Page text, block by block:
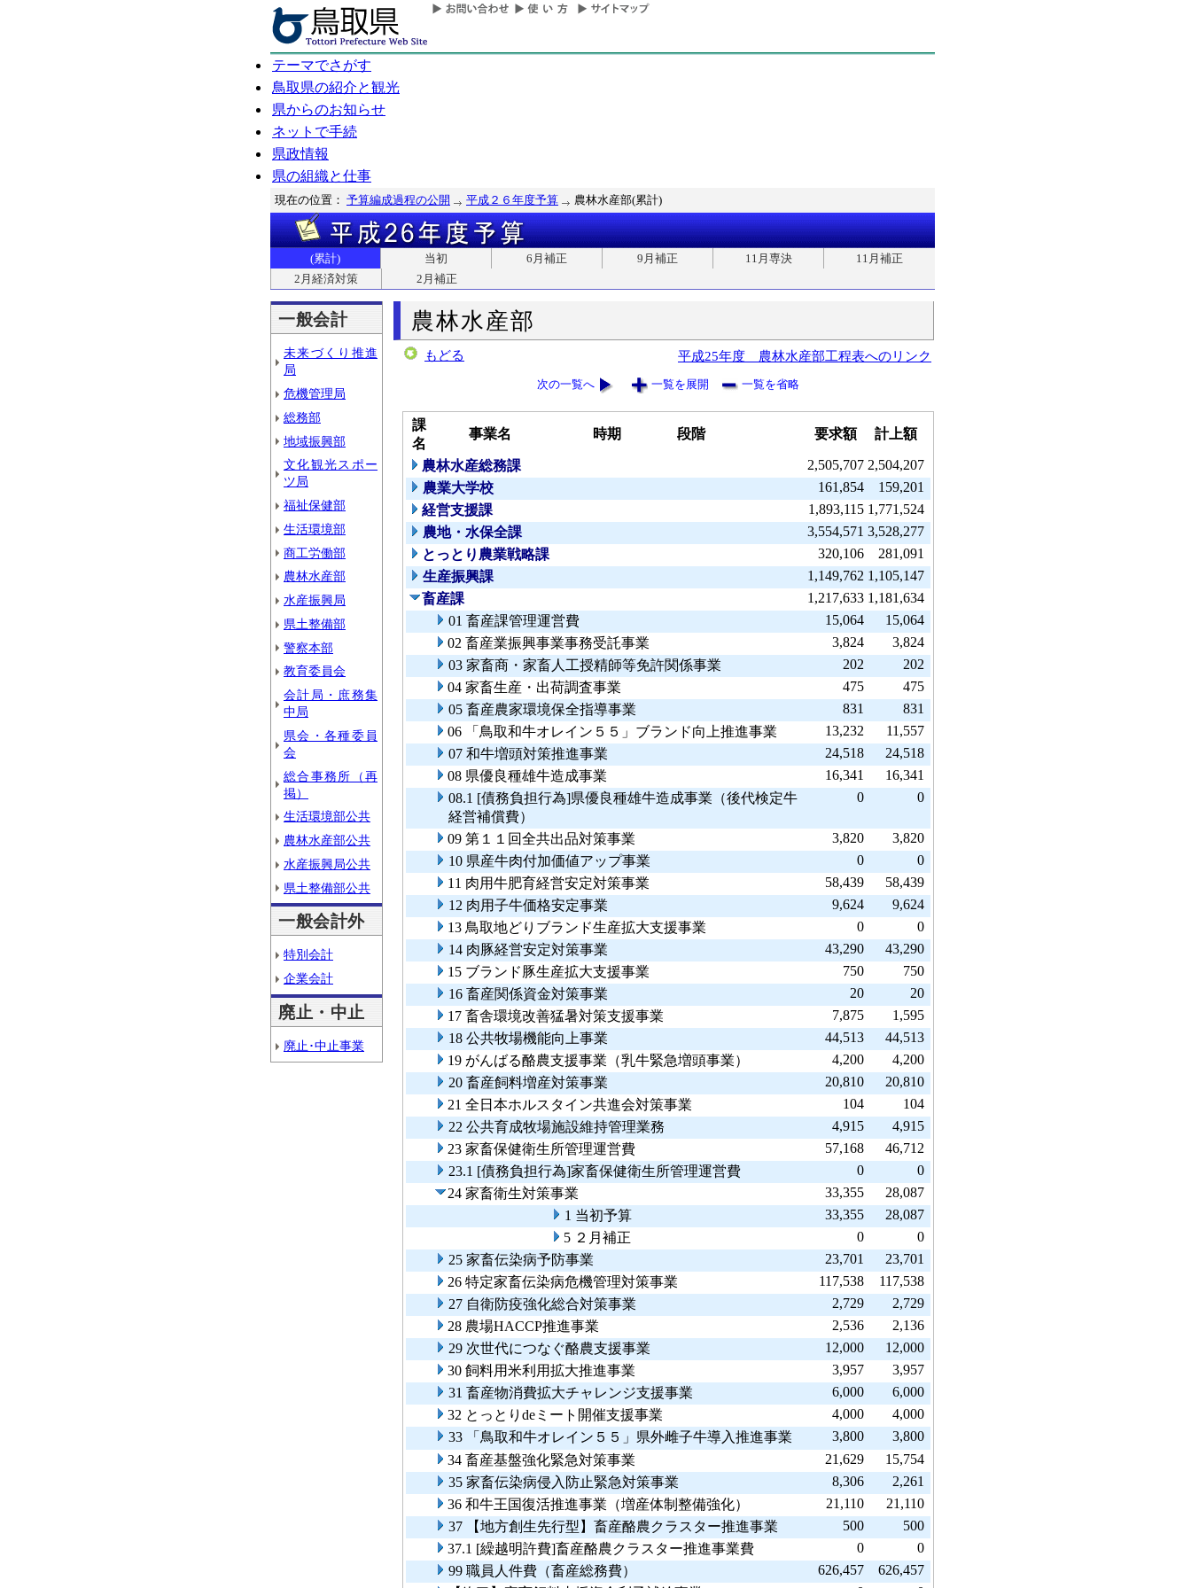
テーマでさがす
鳥取県の紹介と観光
県からのお知らせ
ネットで手続
県政情報
県の組織と仕事
現在の位置： 予算編成過程の公開 平成２６年度予算 農林水産部(累計)
(累計) 当初 6月補正 9月補正 11月専決
11月補正
2月経済対策
2月補正
一般会計
未来づくり推進
局
危機管理局
総務部
地域振興部
文化観光スポー
ツ局
福祉保健部
生活環境部
商工労働部
農林水産部
水産振興局
県土整備部
警察本部
教育委員会
会計局・庶務集
中局
県会・各種委員
会
総合事務所（再
掲）
生活環境部公共
農林水産部公共
水産振興局公共
県土整備部公共
一般会計外
特別会計
企業会計
廃止・中止
廃止･中止事業
農林水産部
もどる 平成25年度 農林水産部工程表へのリンク
次の一覧へ 一覧を展開 一覧を省略
課
名
事業名 時期 段階 要求額 計上額
農林水産総務課 2,505,707 2,504,207
農業大学校
161,854
159,201
経営支援課
1,893,115 1,771,524
農地・水保全課
3,554,571 3,528,277
とっとり農業戦略課
320,106
281,091
生産振興課
1,149,762 1,105,147
畜産課
1,217,633 1,181,634
01 畜産課管理運営費
15,064
15,064
02 畜産業振興事業事務受託事業
3,824
3,824
03 家畜商・家畜人工授精師等免許関係事業
202
202
04 家畜生産・出荷調査事業
475
475
05 畜産農家環境保全指導事業
831
831
06 「鳥取和牛オレイン５５」ブランド向上推進事業
13,232
11,557
07 和牛増頭対策推進事業
24,518
24,518
08 県優良種雄牛造成事業
16,341
16,341
08.1 [債務負担行為]県優良種雄牛造成事業（後代検定牛
経営補償費）
0 0
09 第１１回全共出品対策事業 3,820
3,820
10 県産牛肉付加価値アップ事業
0
0
11 肉用牛肥育経営安定対策事業
58,439
58,439
12 肉用子牛価格安定事業
9,624
9,624
13 鳥取地どりブランド生産拡大支援事業
0
0
14 肉豚経営安定対策事業
43,290
43,290
15 ブランド豚生産拡大支援事業
750
750
16 畜産関係資金対策事業
20
20
17 畜舎環境改善猛暑対策支援事業
7,875
1,595
18 公共牧場機能向上事業
44,513
44,513
19 がんばる酪農支援事業（乳牛緊急増頭事業）
4,200
4,200
20 畜産飼料増産対策事業
20,810
20,810
21 全日本ホルスタイン共進会対策事業
104
104
22 公共育成牧場施設維持管理業務
4,915
4,915
23 家畜保健衛生所管理運営費
57,168
46,712
23.1 [債務負担行為]家畜保健衛生所管理運営費
0
0
24 家畜衛生対策事業
33,355
28,087
1 当初予算
33,355
28,087
5 ２月補正
0
0
25 家畜伝染病予防事業
23,701
23,701
26 特定家畜伝染病危機管理対策事業
117,538
117,538
27 自衛防疫強化総合対策事業
2,729
2,729
28 農場HACCP推進事業
2,536
2,136
29 次世代につなぐ酪農支援事業
12,000
12,000
30 飼料用米利用拡大推進事業
3,957
3,957
31 畜産物消費拡大チャレンジ支援事業
6,000
6,000
32 とっとりdeミート開催支援事業
4,000
4,000
33 「鳥取和牛オレイン５５」県外雌子牛導入推進事業
3,800
3,800
34 畜産基盤強化緊急対策事業
21,629
15,754
35 家畜伝染病侵入防止緊急対策事業
8,306
2,261
36 和牛王国復活推進事業（増産体制整備強化）
21,110
21,110
37 【地方創生先行型】畜産酪農クラスター推進事業
500
500
37.1 [繰越明許費]畜産酪農クラスター推進事業費
0
0
99 職員人件費（畜産総務費）
626,457
626,457